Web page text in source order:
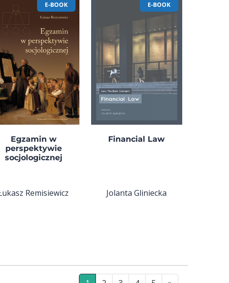
E-BOOK
Egzamin w
perspektywie
socjologicznej
Remisiewicz
E-BOOK
Financial Law
Jolanta Gliniecka